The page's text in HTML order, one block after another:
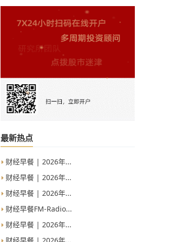
最新热点
财经早餐 | 2026年...
财经早餐 | 2026年...
财经早餐 | 2026年...
财经早餐FM-Radio...
财经早餐 | 2026年...
财经早餐 | 2026年...